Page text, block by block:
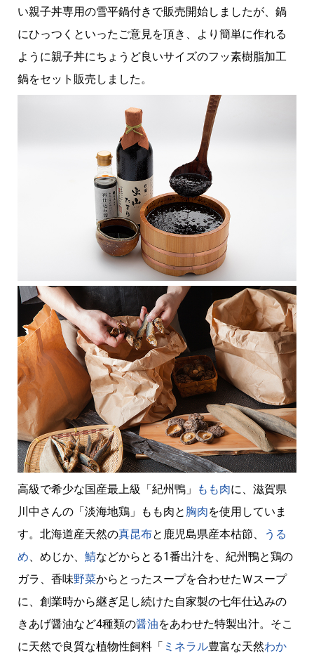
い親子丼専用の雪平鍋付きで販売開始しましたが、鍋
にひっつくといったご意見を頂き、より簡単に作れる
ように親子丼にちょうど良いサイズのフッ素樹脂加工
鍋をセット販売しました。
高級で希少な国産最上級「紀州鴨」 もも肉に、滋賀県
川中さんの「淡海地鶏」もも肉と胸肉を使用していま
す。北海道産天然の真昆布と鹿児島県産本枯節、
うる
め、めじか、 鯖などからとる1番出汁を、紀州鴨と鶏の
ガラ、香味野菜からとったスープを合わせたＷスープ
に、創業時から継ぎ足し続けた自家製の七年仕込みの
きあげ醤油など4種類の醤油をあわせた特製出汁。そこ
に天然で良質な植物性飼料「 ミネラル豊富な天然わか